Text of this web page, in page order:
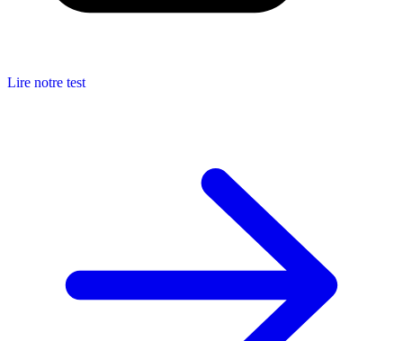
Lire notre test